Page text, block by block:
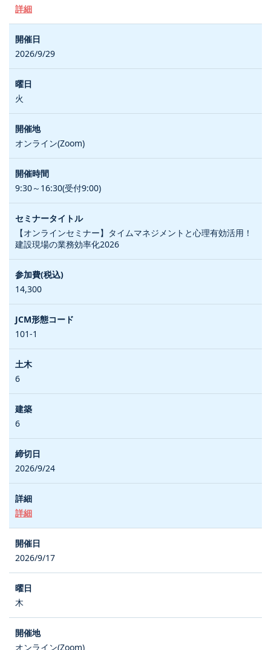
詳細
2026/9/29
火
オンライン(Zoom)
9:30～16:30(受付9:00)
【オンラインセミナー】タイムマネジメントと心理有効活用！
建設現場の業務効率化2026
14,300
101-1
6
6
2026/9/24
詳細
2026/9/17
木
オンライン(Zoom)